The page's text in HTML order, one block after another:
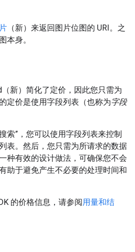
（新）来返回图片位图的 URI。之
本身。
新）简化了定价，因此您只需为
定价是使用字段列表（也称为字段
索”，您可以使用字段列表来控制
表。然后，您只需为所请求的数据
种有效的设计做法，可确保您不会
助于避免产生不必要的处理时间和
的价格信息，请参阅用量和结